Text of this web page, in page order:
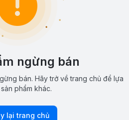
ngừng bán
bán. Hãy trở về trang chủ để lựa
phẩm khác.
lại trang chủ